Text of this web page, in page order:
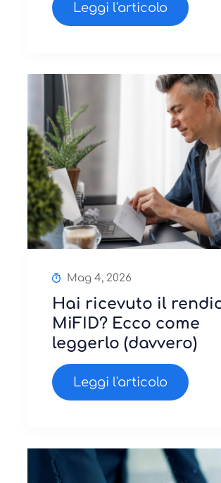
Leggi l'articolo
Mag 4, 2026
Hai ricevuto il
MiFID? Ecco come
leggerlo (davvero)
Leggi l'articolo